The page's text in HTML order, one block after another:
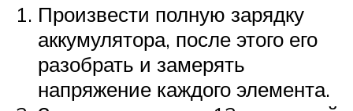
Произвести полную зарядку
аккумулятора, после этого его
разобрать и замерять
напряжение каждого элемента.